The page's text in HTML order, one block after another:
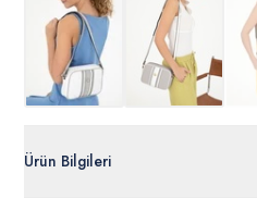
Ürün Bilgileri